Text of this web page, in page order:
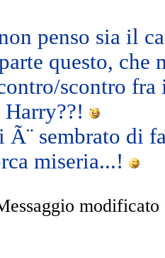
penso sia il
questo, che
scontro
Harry??!
Ã¨ sembrato di
miseria...!